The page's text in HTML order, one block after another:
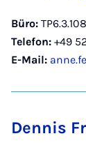
Büro: TP6.3.108
Telefon: +49
E-Mail:
Dennis